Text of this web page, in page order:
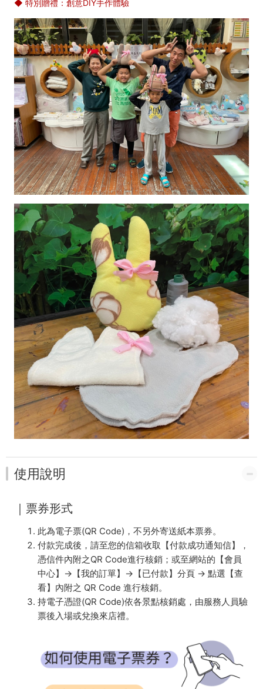
◆ 特別贈禮：創意DIY手作體驗
使用說明
｜票券形式
此為電子票(QR Code)，不另外寄送紙本票券。
付款完成後，請至您的信箱收取【付款成功通知信】，
憑信件內附之QR Code進行核銷；或至網站的【會員
中心】→【我的訂單】→【已付款】分頁 → 點選【查
看】內附之 QR Code 進行核銷。
持電子憑證(QR Code)依各景點核銷處，由服務人員驗
票後入場或兌換來店禮。